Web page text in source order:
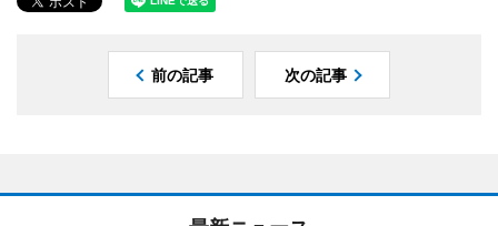
前の記事 次の記事